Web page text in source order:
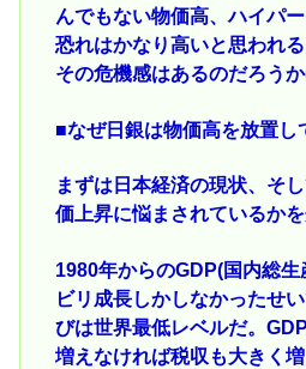
んでもない物価高、ハイパ
恐れはかなり高いと思われる
その危機感はあるのだろうか
■なぜ日銀は物価高を放置し
まずは日本経済の現状、そ
価上昇に悩まされているかを
1980年からのGDP(国内総
ビリ成長しかしなかったせ
びは世界最低レベルだ。
増えなければ税収も大きく増